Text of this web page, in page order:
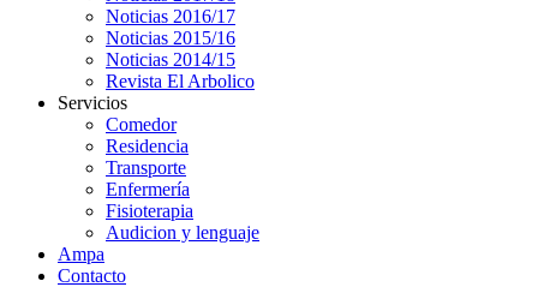
Noticias 2016/17
Noticias 2015/16
Noticias 2014/15
Revista El Arbolico
Servicios
Comedor
Residencia
Transporte
Enfermería
Fisioterapia
Audicion y lenguaje
Ampa
Contacto